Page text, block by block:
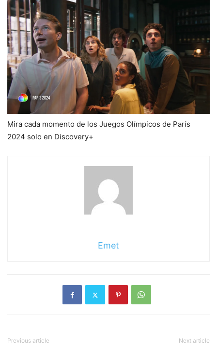
Mira cada momento de los Juegos Olímpicos de París
2024 solo en Discovery+
Emet
Previous article Next article